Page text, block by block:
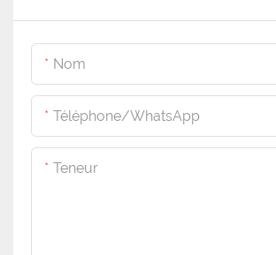
Nom
Téléphone/WhatsApp
Teneur